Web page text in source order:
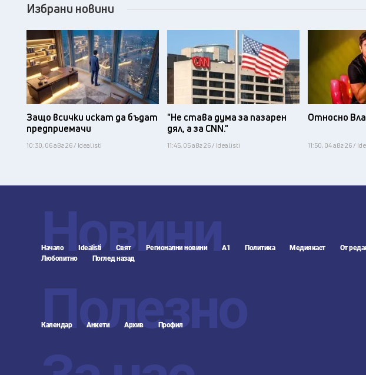
Избрани новини
Защо всички искат да бъдат
предприемачи
10:30, 06 авг 26 / Idealisti
"Не става дума за пазарен
дял, а за CNN."
11:45, 05 авг 26 / Idealisti
Относно
11:50, 04 авг 26 /
Новини
Начало Idealisti Свят Регионални новини А1 Политика Медиякаст От
Любопитно
Поглед назад
Полезно
Календар Анкети Архив Профил